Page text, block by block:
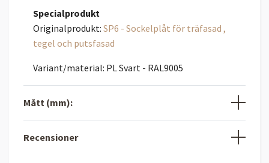
Specialprodukt
Originalprodukt: SP6 - Sockelplåt för träfasad ,
tegel och putsfasad
Variant/material: PL Svart - RAL9005
Mått (mm):
Recensioner